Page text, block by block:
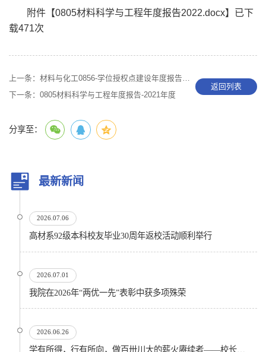
附件【0805材料科学与工程年度报告2022.docx】已下
载471次
上一条： 材料与化工0856-学位授权点建设年度报告-2022年度
下一条： 0805材料科学与工程年度报告-2021年度
返回列表
分享至：
最新新闻
2026.07.06
高材系92级本科校友毕业30周年返校活动顺利举行
2026.07.01
我院在2026年“两优一先”表彰中获多项殊荣
2026.06.26